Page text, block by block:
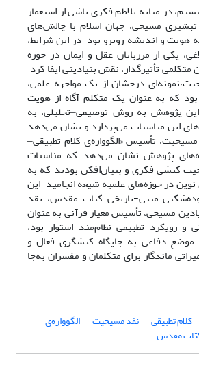
در میانه‌ تلاطم فکری ناشی از استعمار
مسیحی، جهان اسلام با چالش‌های
و اندیشه روبرو بود. در این شرایط،
یکی از مرزبانان عقل و ایمان در حوزه
تأثیرگذار، نقش بنیادینی ایفا کرد.
درخشان از یک مواجهه علمی،
بود که به عنوان یک متکلم آگاه از هویت
این پژوهش به روش توصیفی–تحلیلی، به
این مناسبات می‌پردازد و نشان می‌دهد
تأسیس «الگوواره‌ی کلام تطبیقی–
پژوهش نشان می‌دهد که مناسبات
کنشی فکری و بنیان‌افکن بودند که به
در حوزه‌های علمیه شیعه انجامید. این
متنی-تاریخی کتاب مقدس، نقد
مسیحی، تأسیس معیار قرآنی به عنوان
و رویکرد تطبیقی نظام‌مند استوار بود،
موضع دفاعی به جایگاه کنشگری فعال و
ماندگار برای متکلمان و مفسران به‌جا
کلام تطبیقی نقد مسیحیت الگوواره‌ی
مقدس